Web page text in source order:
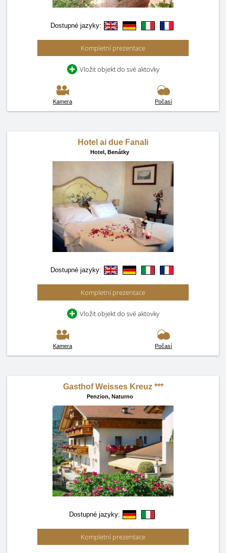
Dostupné jazyky:
Kompletní prezentace
Vložit objekt do své aktovky
Kamera Počasí
Hotel ai due Fanali
Hotel, Benátky
Dostupné jazyky:
Kompletní prezentace
Vložit objekt do své aktovky
Kamera Počasí
Gasthof Weisses Kreuz ***
Penzion, Naturno
Dostupné jazyky:
Kompletní prezentace